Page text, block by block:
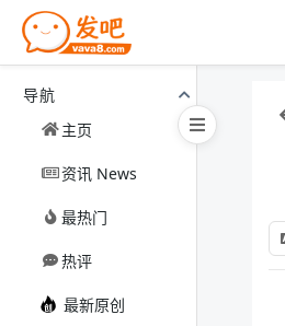
导航
主页
资讯 News
最热门
热评
最新原创